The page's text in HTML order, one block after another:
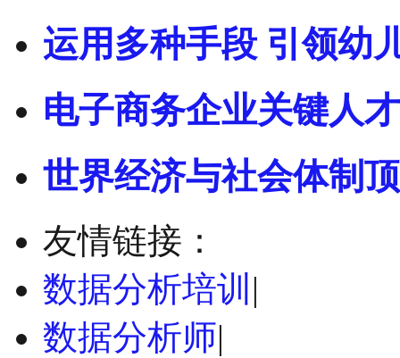
运用多种手段 引领幼
电子商务企业关键人
世界经济与社会体制
友情链接：
数据分析培训 |
数据分析师|